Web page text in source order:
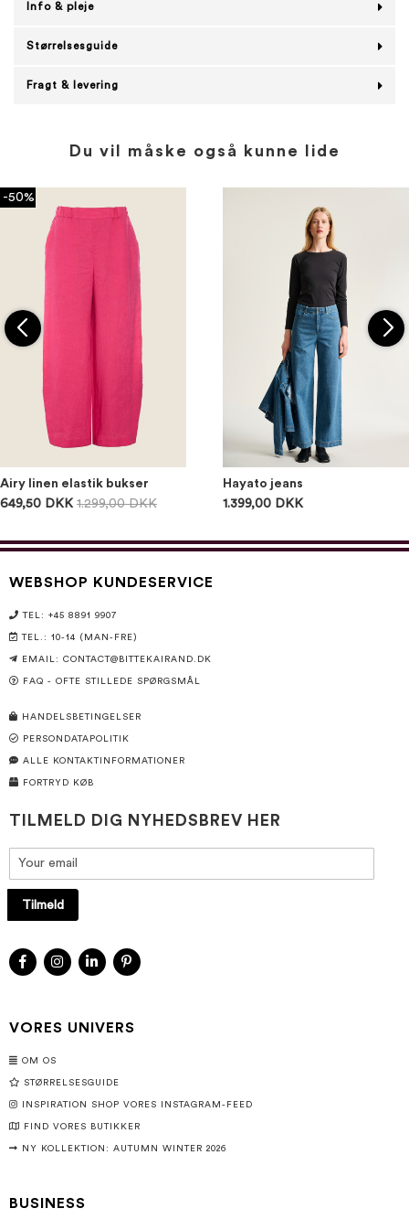
Info & pleje
Størrelsesguide
Fragt & levering
Du vil måske også kunne lide
-50%
Airy linen elastik bukser
649,50 DKK 1.299,00 DKK
Hayato jeans
1.399,00 DKK
WEBSHOP KUNDESERVICE
TEL: +45 8891 9907
TEL.: 10-14 (MAN-FRE)
EMAIL: CONTACT@BITTEKAIRAND.DK
FAQ - OFTE STILLEDE SPØRGSMÅL
HANDELSBETINGELSER
PERSONDATAPOLITIK
ALLE KONTAKTINFORMATIONER
FORTRYD KØB
TILMELD DIG NYHEDSBREV HER
Tilmeld
VORES UNIVERS
OM OS
STØRRELSESGUIDE
INSPIRATION SHOP VORES INSTAGRAM-FEED
FIND VORES BUTIKKER
NY KOLLEKTION: AUTUMN WINTER 2026
BUSINESS